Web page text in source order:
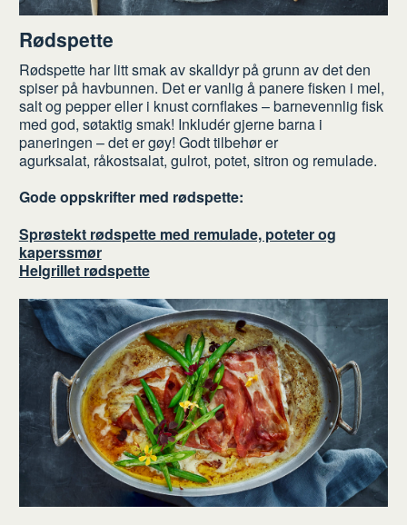
Rødspette
Rødspette har litt smak av skalldyr på grunn av det den
spiser på havbunnen. Det er vanlig å panere fisken i mel,
salt og pepper eller i knust cornflakes – barnevennlig fisk
med god, søtaktig smak! Inkludér gjerne barna i
paneringen – det er gøy! Godt tilbehør er
agurksalat, råkostsalat, gulrot, potet, sitron og remulade.
Gode oppskrifter med rødspette:
Sprøstekt rødspette med remulade, poteter og
kaperssmør
Helgrillet rødspette